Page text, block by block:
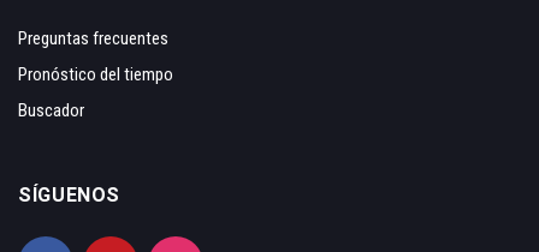
Preguntas frecuentes
Pronóstico del tiempo
Buscador
SÍGUENOS